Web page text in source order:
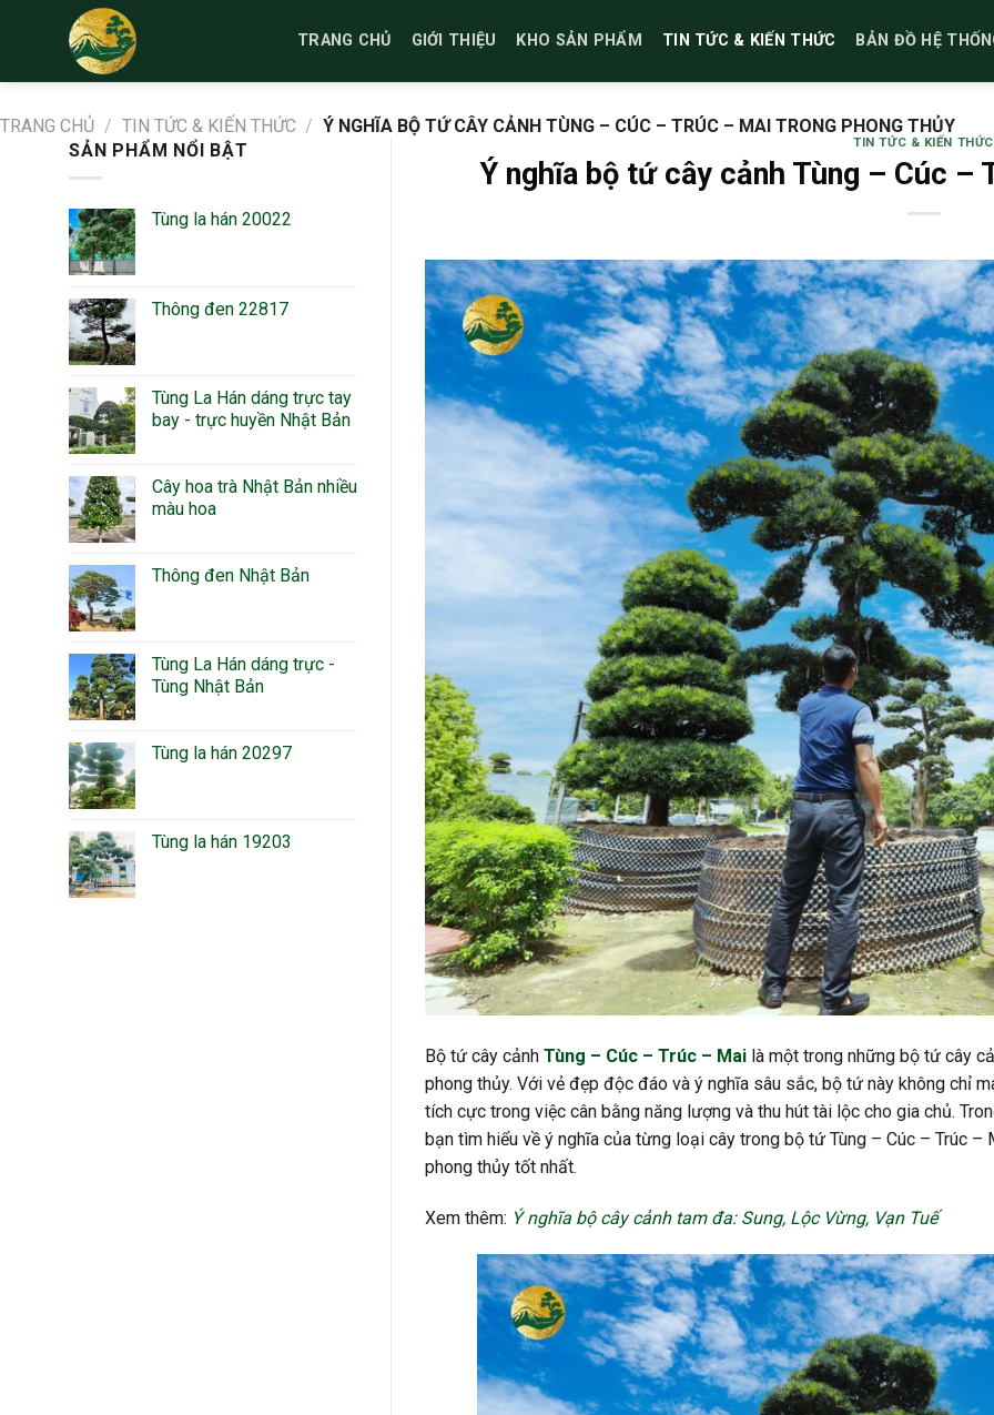
TRANG CHỦ GIỚI THIỆU KHO SẢN PHẨM TIN TỨC & KIẾN THỨC BẢN ĐỒ HỆ
TRANG CHỦ / TIN TỨC & KIẾN THỨC / Ý NGHĨA BỘ TỨ CÂY CẢNH TÙNG – CÚC – TRÚC – MAI TRONG PHONG THỦY
SẢN PHẨM NỔI BẬT
Tùng la hán 20022
Thông đen 22817
Tùng La Hán dáng trực tay
bay - trực huyền Nhật Bản
Cây hoa trà Nhật Bản nhiều
màu hoa
Thông đen Nhật Bản
Tùng La Hán dáng trực -
Tùng Nhật Bản
Tùng la hán 20297
Tùng la hán 19203
TIN TỨC & KIẾN THỨC
Ý nghĩa bộ tứ cây cảnh Tùng – Cúc
Bộ tứ cây cảnh Tùng – Cúc – Trúc – Mai là một trong những bộ tứ cây
phong thủy. Với vẻ đẹp độc đáo và ý nghĩa sâu sắc, bộ tứ này không chỉ
tích cực trong việc cân bằng năng lượng và thu hút tài lộc cho gia chủ.
bạn tìm hiểu về ý nghĩa của từng loại cây trong bộ tứ Tùng – Cúc – Trúc
phong thủy tốt nhất.
Xem thêm: Ý nghĩa bộ cây cảnh tam đa: Sung, Lộc Vừng, Vạn Tuế